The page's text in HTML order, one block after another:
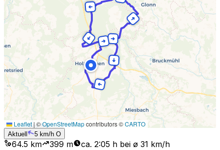
Leaflet|©OpenStreetMapcontributors ©CARTO
Aktuell 5 km/h O
64.5 km 399 m ca. 2:05 h bei ø 31 km/h